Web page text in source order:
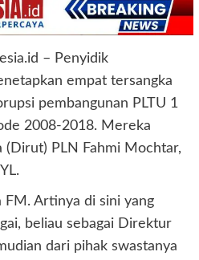
– Penyidik
empat tersangka
pembangunan PLTU 1
2008-2018. Mereka
PLN Fahmi Mochtar,
FM. Artinya di sini yang
beliau sebagai Direktur
dari pihak swastanya